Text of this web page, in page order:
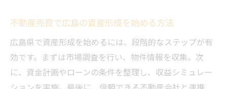
不動産売買視点から見るオーナーチェンジ
広島の資産運用でオーナーチェンジ物件が
不動産売買と組み合わせた安定運用の実践
不動産売買で広島の資産形成を始める方法
広島県で資産形成を始めるには、段階的なステップが有
効です。まずは市場調査を行い、物件情報を収集。次
に、資金計画やローンの条件を整理し、収益シミュレー